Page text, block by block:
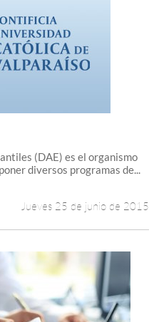
(DAE) es el organismo
diversos programas de...
Jueves 25 de junio de 2015